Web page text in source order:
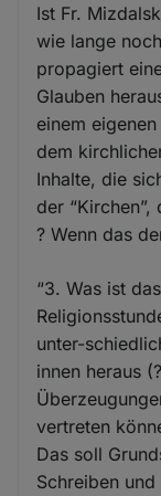
Ist Fr.
wie lange
propagiert
Glauben
einem
dem
Inhalte, die
der
? Wenn das
“3. Was ist
unter-
innen heraus
vertreten
Das soll
Schreiben